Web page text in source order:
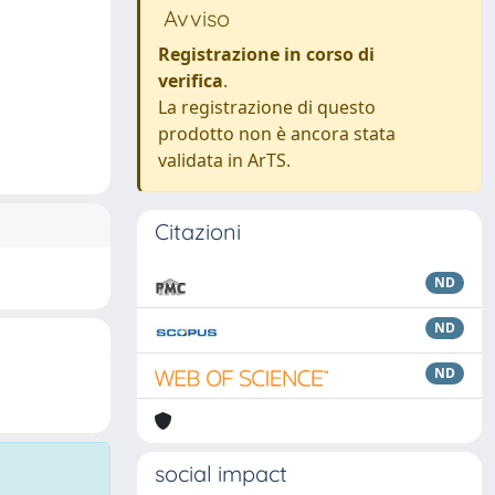
Avviso
Registrazione in corso di
verifica.
La registrazione di questo
prodotto non è ancora stata
validata in ArTS.
Citazioni
ND
ND
ND
social impact